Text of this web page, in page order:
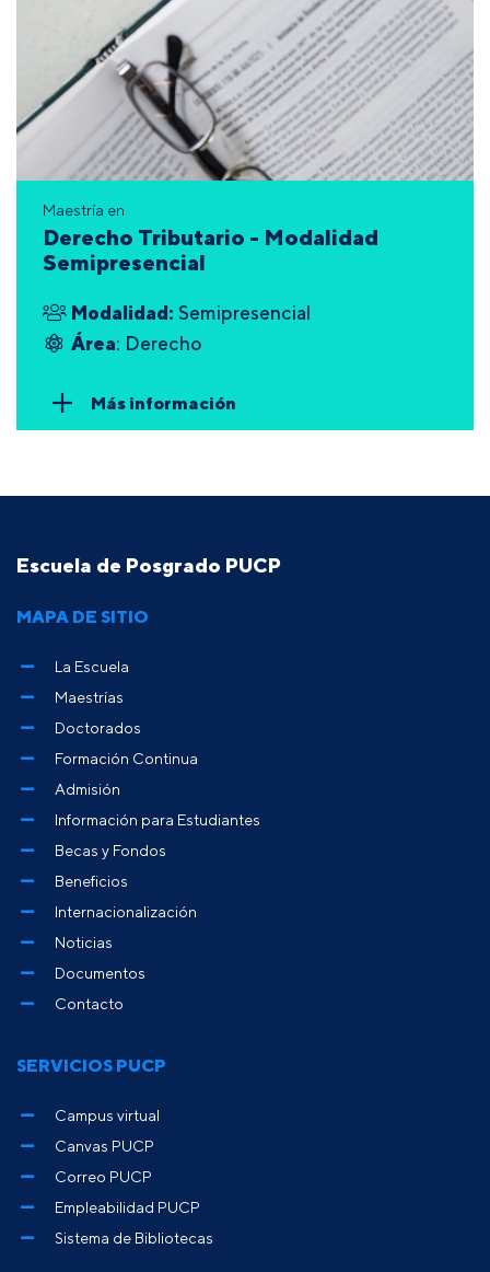
Maestría en
Derecho Tributario - Modalidad
Semipresencial
Modalidad: Semipresencial
Área: Derecho
Más información
Escuela de Posgrado PUCP
MAPA DE SITIO
La Escuela
Maestrías
Doctorados
Formación Continua
Admisión
Información para Estudiantes
Becas y Fondos
Beneficios
Internacionalización
Noticias
Documentos
Contacto
SERVICIOS PUCP
Campus virtual
Canvas PUCP
Correo PUCP
Empleabilidad PUCP
Sistema de Bibliotecas